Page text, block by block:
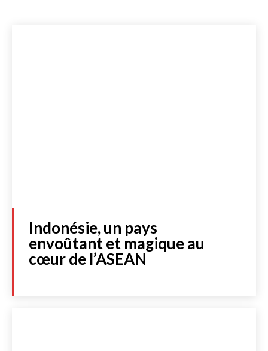
Indonésie, un pays
envoûtant et magique au
cœur de l’ASEAN